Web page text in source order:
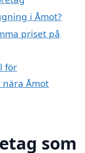
i Åmot?
priset på
för
Åmot
som